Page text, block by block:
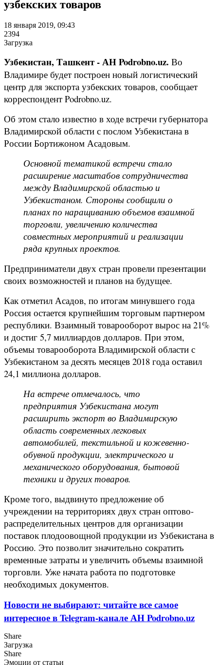
узбекских товаров
18 января 2019, 09:43
2394
Загрузка
Узбекистан, Ташкент - АН Podrobno.uz. Во
Владимире будет построен новый логистический
центр для экспорта узбекских товаров, сообщает
корреспондент Podrobno.uz.
Об этом стало известно в ходе встречи губернатора
Владимирской области с послом Узбекистана в
России Бортижоном Асадовым.
Основной тематикой встречи стало
расширение масштабов сотрудничества
между Владимирской областью и
Узбекистаном. Стороны сообщили о
планах по наращиванию объемов взаимной
торговли, увеличению количества
совместных мероприятий и реализации
ряда крупных проектов.
Предприниматели двух стран провели презентации
своих возможностей и планов на будущее.
Как отметил Асадов, по итогам минувшего года
Россия остается крупнейшим торговым партнером
республики. Взаимный товарооборот вырос на 21%
и достиг 5,7 миллиардов долларов. При этом,
объемы товарооборота Владимирской области с
Узбекистаном за десять месяцев 2018 года оставил
24,1 миллиона долларов.
На встрече отмечалось, что
предприятия Узбекистана могут
расширить экспорт во Владимирскую
область современных легковых
автомобилей, текстильной и кожевенно-
обувной продукции, электрического и
механического оборудования, бытовой
техники и других товаров.
Кроме того, выдвинуто предложение об
учреждении на территориях двух стран оптово-
распределительных центров для организации
поставок плодоовощной продукции из Узбекистана в
Россию. Это позволит значительно сократить
временные затраты и увеличить объемы взаимной
торговли. Уже начата работа по подготовке
необходимых документов.
Новости не выбирают: читайте все самое
интересное в Telegram-канале АН Podrobno.uz
Share
Загрузка
Share
Эмоции от статьи